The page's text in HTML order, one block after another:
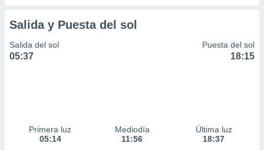
Salida y Puesta del sol
Salida del sol
05:37
Puesta del sol
18:15
Primera luz
05:14
Mediodía
11:56
Última luz
18:37